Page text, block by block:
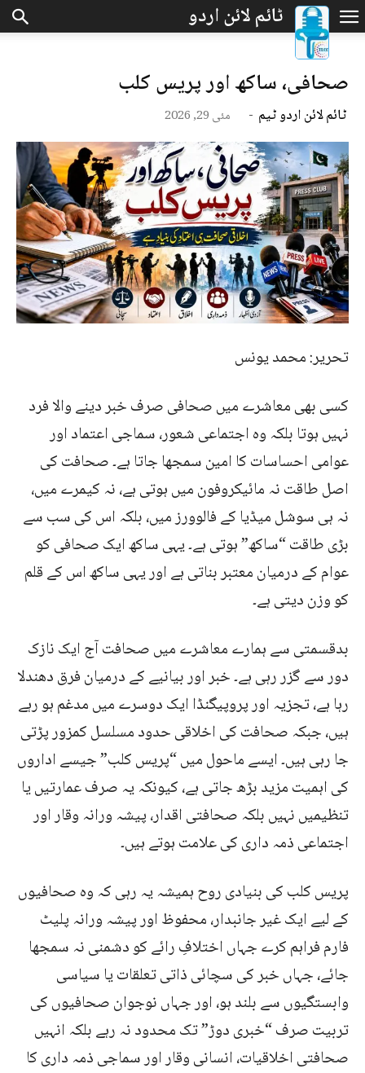
صحافی، ساکھ اور پریس کلب
ٹائم لائن اردو ٹیم - مئی 29, 2026
تحریر: محمد یونس
کسی بھی معاشرے میں صحافی صرف خبر دینے والا فرد
نہیں ہوتا بلکہ وہ اجتماعی شعور، سماجی اعتماد اور
عوامی احساسات کا امین سمجھا جاتا ہے۔ صحافت کی
اصل طاقت نہ مائیکروفون میں ہوتی ہے، نہ کیمرے میں،
نہ ہی سوشل میڈیا کے فالوورز میں، بلکہ اس کی سب سے
بڑی طاقت “ساکھ” ہوتی ہے۔ یہی ساکھ ایک صحافی کو
عوام کے درمیان معتبر بناتی ہے اور یہی ساکھ اس کے قلم
کو وزن دیتی ہے۔
بدقسمتی سے ہمارے معاشرے میں صحافت آج ایک نازک
دور سے گزر رہی ہے۔ خبر اور بیانیے کے درمیان فرق دھندلا
رہا ہے، تجزیہ اور پروپیگنڈا ایک دوسرے میں مدغم ہو رہے
ہیں، جبکہ صحافت کی اخلاقی حدود مسلسل کمزور پڑتی
جا رہی ہیں۔ ایسے ماحول میں “پریس کلب” جیسے اداروں
کی اہمیت مزید بڑھ جاتی ہے، کیونکہ یہ صرف عمارتیں یا
تنظیمیں نہیں بلکہ صحافتی اقدار، پیشہ ورانہ وقار اور
اجتماعی ذمہ داری کی علامت ہوتے ہیں۔
پریس کلب کی بنیادی روح ہمیشہ یہ رہی کہ وہ صحافیوں
کے لیے ایک غیر جانبدار، محفوظ اور پیشہ ورانہ پلیٹ
فارم فراہم کرے جہاں اختلافِ رائے کو دشمنی نہ سمجھا
جائے، جہاں خبر کی سچائی ذاتی تعلقات یا سیاسی
وابستگیوں سے بلند ہو، اور جہاں نوجوان صحافیوں کی
تربیت صرف “خبری دوڑ” تک محدود نہ رہے بلکہ انہیں
صحافتی اخلاقیات، انسانی وقار اور سماجی ذمہ داری کا